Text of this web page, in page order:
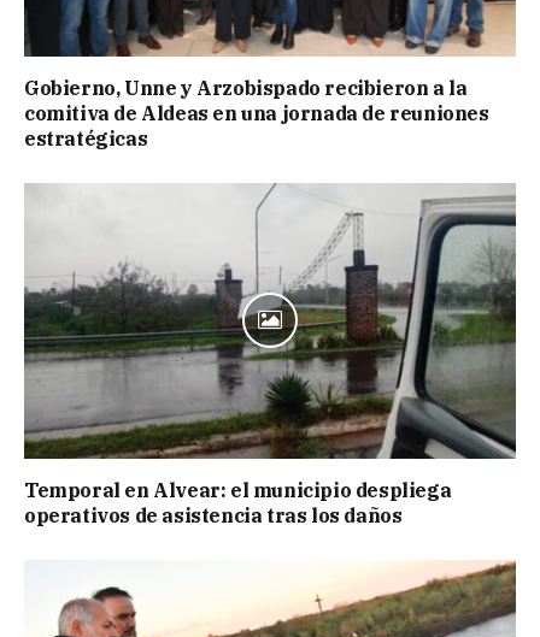
Gobierno, Unne y Arzobispado recibieron a la
comitiva de Aldeas en una jornada de reuniones
estratégicas
Temporal en Alvear: el municipio despliega
operativos de asistencia tras los daños